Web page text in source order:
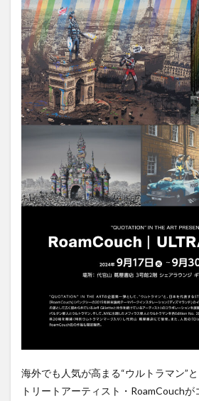
海外でも人気が高まる“ウルトラマン”
トリートアーティスト・RoamCouch